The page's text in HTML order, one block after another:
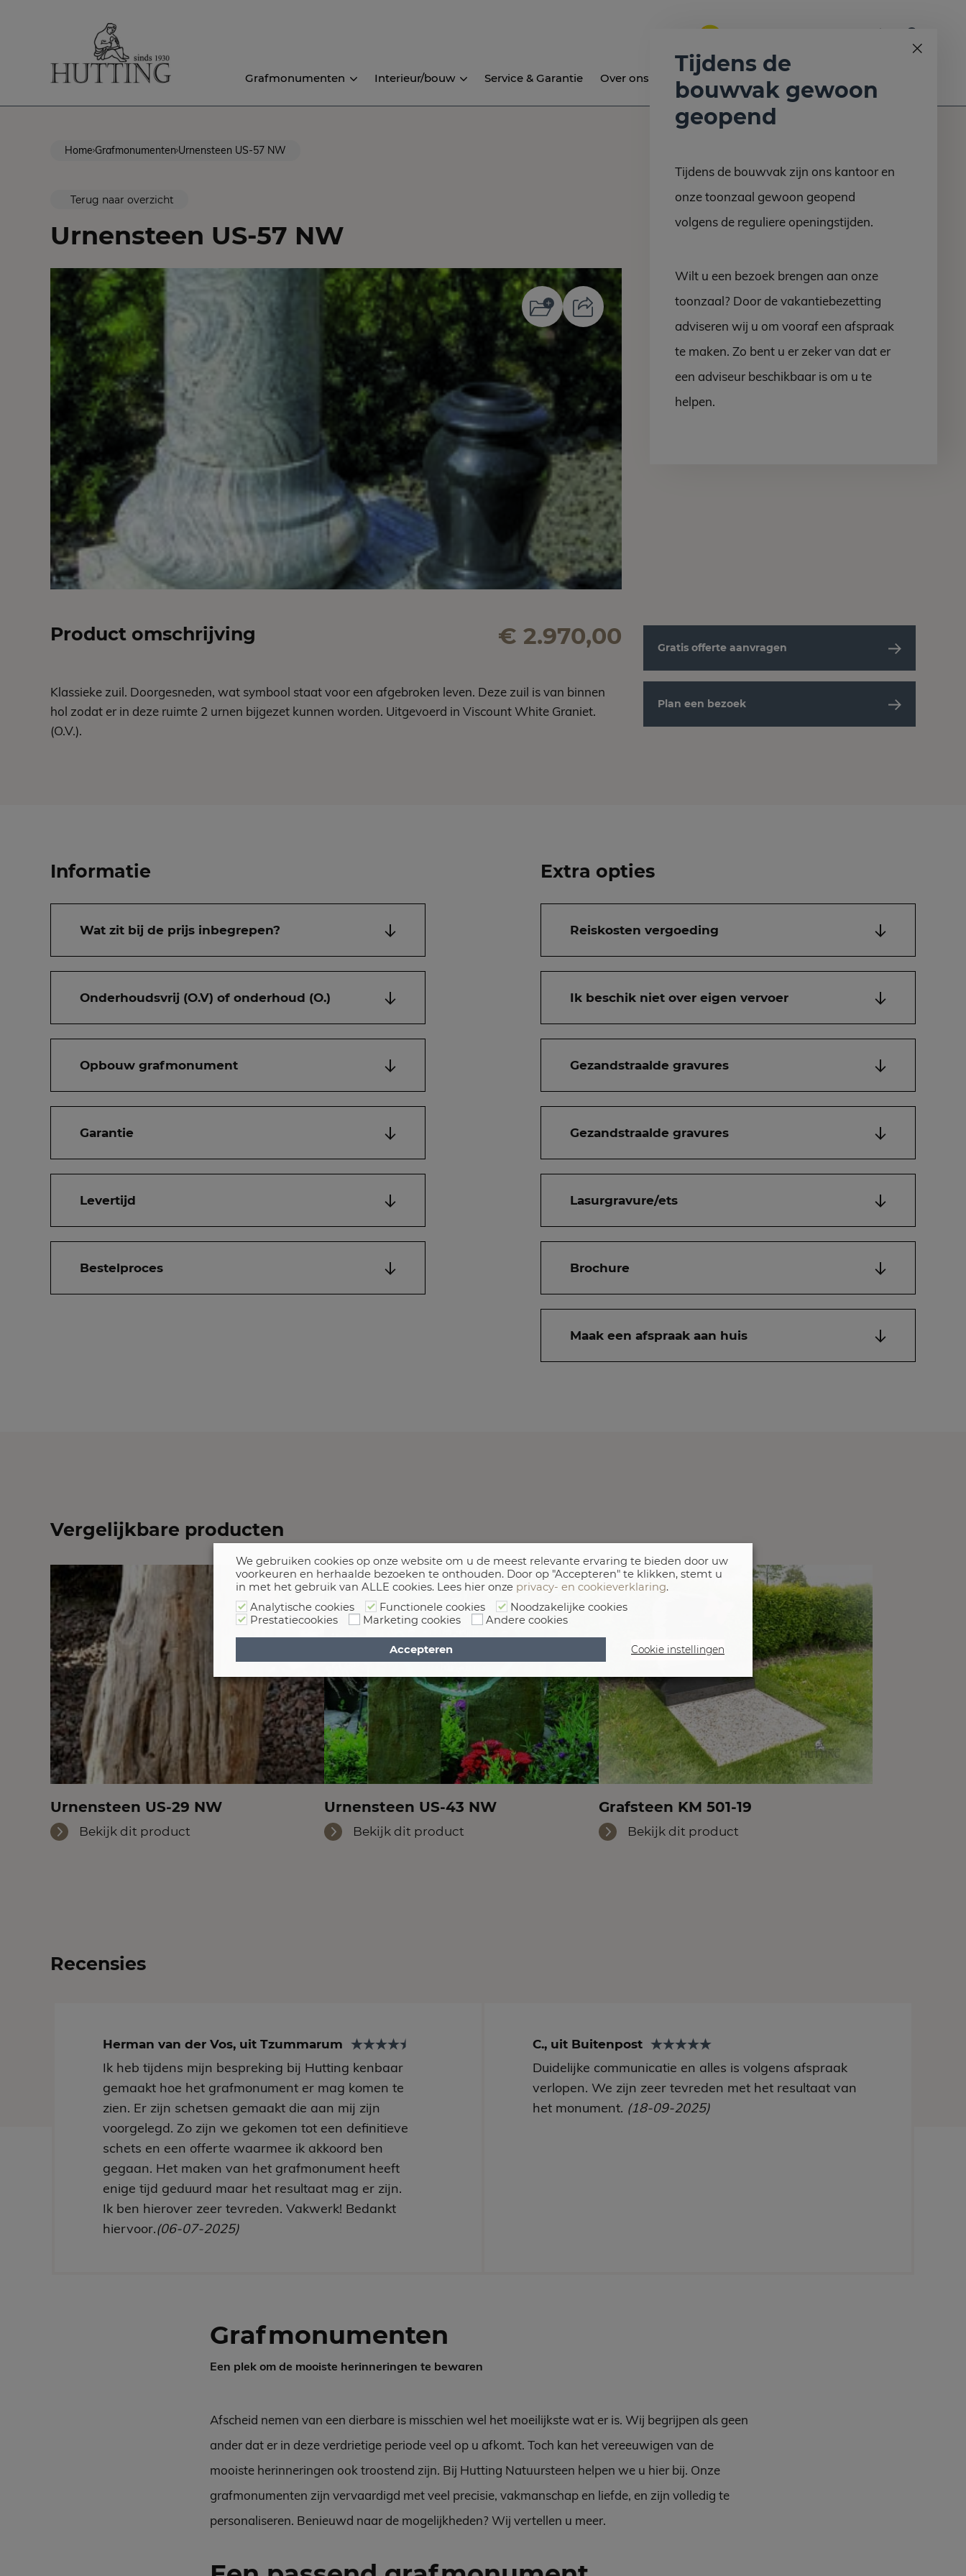
Grafmonumenten Interieur/bouw Service & Garantie Over ons Nieuws
Home Grafmonumenten Urnensteen US-57 NW
Terug naar overzicht
Urnensteen US-57 NW
Product omschrijving € 2.970,00
Klassieke zuil. Doorgesneden, wat symbool staat voor een afgebroken leven. Deze zuil is van binnen
hol zodat er in deze ruimte 2 urnen bijgezet kunnen worden. Uitgevoerd in Viscount White Graniet.
(O.V.).
Gratis offerte aanvragen
Plan een bezoek
Informatie
Wat zit bij de prijs inbegrepen?
Onderhoudsvrij (O.V) of onderhoud (O.)
Opbouw grafmonument
Garantie
Levertijd
Bestelproces
Extra opties
Reiskosten vergoeding
Ik beschik niet over eigen vervoer
Gezandstraalde gravures
Gezandstraalde gravures
Lasurgravure/ets
Brochure
Maak een afspraak aan huis
Vergelijkbare producten
Urnensteen US-29 NW
Bekijk dit product
Urnensteen US-43 NW
Bekijk dit product
Grafsteen KM 501-19
Bekijk dit product
Recensies
Herman van der Vos, uit Tzummarum
Ik heb tijdens mijn bespreking bij Hutting kenbaar
gemaakt hoe het grafmonument er mag komen te
zien. Er zijn schetsen gemaakt die aan mij zijn
voorgelegd. Zo zijn we gekomen tot een definitieve
schets en een offerte waarmee ik akkoord ben
gegaan. Het maken van het grafmonument heeft
enige tijd geduurd maar het resultaat mag er zijn.
Ik ben hierover zeer tevreden. Vakwerk! Bedankt
hiervoor.(06-07-2025)
C., uit Buitenpost
Duidelijke communicatie en alles is volgens afspraak
verlopen. We zijn zeer tevreden met het resultaat van
het monument. (18-09-2025)
Grafmonumenten
Een plek om de mooiste herinneringen te bewaren
Afscheid nemen van een dierbare is misschien wel het moeilijkste wat er is. Wij begrijpen als geen
ander dat er in deze verdrietige periode veel op u afkomt. Toch kan het vereeuwigen van de
mooiste herinneringen ook troostend zijn. Bij Hutting Natuursteen helpen we u hier bij. Onze
grafmonumenten zijn vervaardigd met veel precisie, vakmanschap en liefde, en zijn volledig te
personaliseren. Benieuwd naar de mogelijkheden? Wij vertellen u meer.
Tijdens de
bouwvak gewoon
geopend
Tijdens de bouwvak zijn ons kantoor en
onze toonzaal gewoon geopend
volgens de reguliere openingstijden.
Wilt u een bezoek brengen aan onze
toonzaal? Door de vakantiebezetting
adviseren wij u om vooraf een afspraak
te maken. Zo bent u er zeker van dat er
een adviseur beschikbaar is om u te
helpen.
We gebruiken cookies op onze website om u de meest relevante ervaring te bieden door uw
voorkeuren en herhaalde bezoeken te onthouden. Door op "Accepteren" te klikken, stemt u
in met het gebruik van ALLE cookies. Lees hier onze privacy- en cookieverklaring.
Analytische cookies
Functionele cookies
Noodzakelijke cookies
Prestatiecookies
Marketing cookies Andere cookies
Cookie instellingen
Accepteren